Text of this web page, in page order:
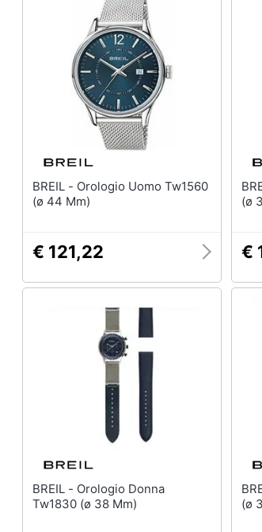
BREIL - Orologio Uomo Tw1560
(ø 44 Mm)
€ 121,22
BREIL -
(ø
€
BREIL - Orologio Donna
Tw1830 (ø 38 Mm)
BREIL -
(ø